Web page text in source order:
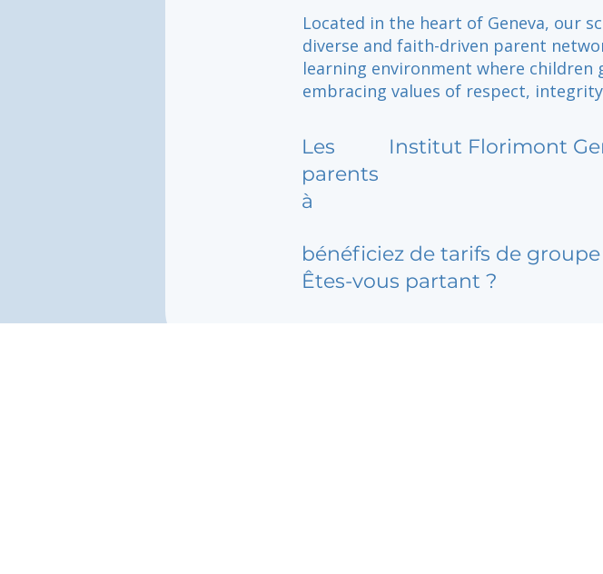
Located in the heart of Geneva, our
diverse and faith-driven parent
learning environment where children
embracing values of respect,
Les
parents
à
Institut Florimont
bénéficiez de tarifs de
Êtes-vous partant ?